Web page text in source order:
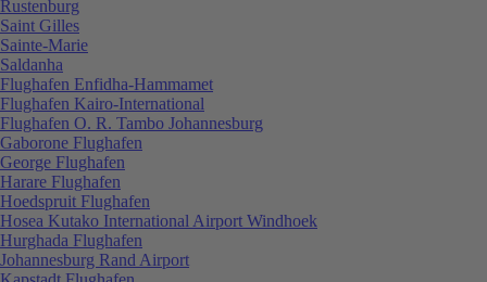
Rustenburg
Saint Gilles
Sainte-Marie
Saldanha
Flughafen Enfidha-Hammamet
Flughafen Kairo-International
Flughafen O. R. Tambo Johannesburg
Gaborone Flughafen
George Flughafen
Harare Flughafen
Hoedspruit Flughafen
Hosea Kutako International Airport Windhoek
Hurghada Flughafen
Johannesburg Rand Airport